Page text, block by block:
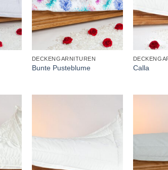
DECKENGARNITUREN
Bunte Pusteblume Calla